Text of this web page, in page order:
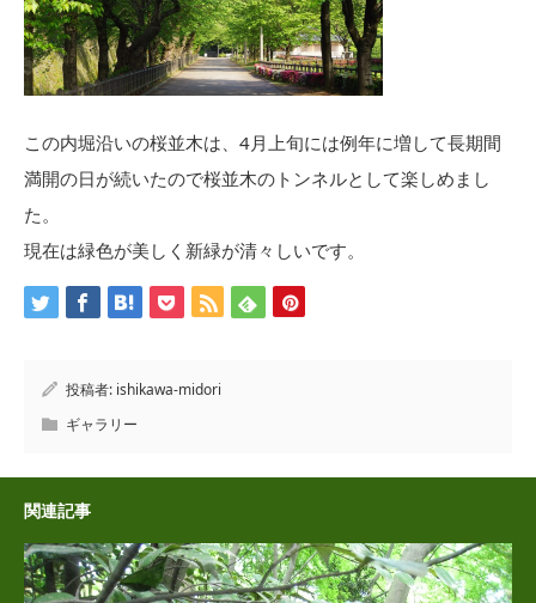
この内堀沿いの桜並木は、4月上旬には例年に増して長期間
満開の日が続いたので桜並木のトンネルとして楽しめまし
た。
現在は緑色が美しく新緑が清々しいです。
投稿者: ishikawa-midori
ギャラリー
関連記事